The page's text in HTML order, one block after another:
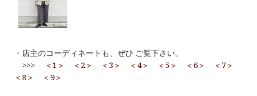
・店主のコーディネートも、ぜひ ご覧下さい。
>>>
＜1＞ ＜2＞ ＜3＞ ＜4＞ ＜5＞ ＜6＞
＜7＞
＜8＞
＜9＞